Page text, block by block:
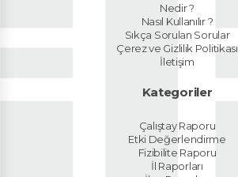
Nedir ?
Nasıl Kullanılır ?
Sıkça Sorulan Sorular
Çerez ve Gizlilik Politikası
İletişim
Kategoriler
Çalıştay Raporu
Etki Değerlendirme
Fizibilite Raporu
İl Raporları